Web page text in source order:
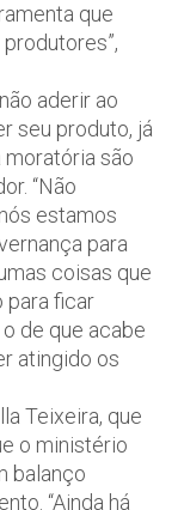
que
aderir ao
seu produto, já
são
“Não
estamos
para
coisas que
para ficar
de que acabe
atingido os
Teixeira, que
o ministério
balanço
“Ainda há